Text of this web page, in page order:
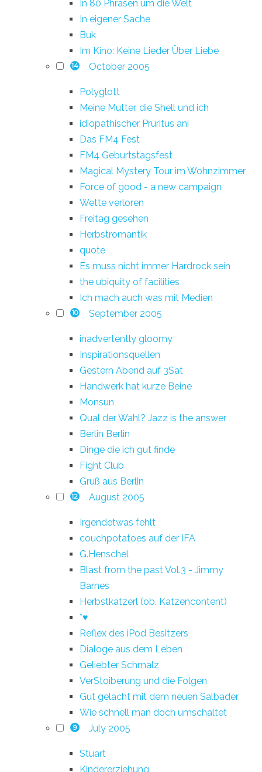
In 80 Phrasen um die Welt
In eigener Sache
Buk
Im Kino: Keine Lieder Über Liebe
14 October 2005
Polyglott
Meine Mutter, die Shell und ich
idiopathischer Pruritus ani
Das FM4 Fest
FM4 Geburtstagsfest
Magical Mystery Tour im Wohnzimmer
Force of good - a new campaign
Wette verloren
Freitag gesehen
Herbstromantik
quote
Es muss nicht immer Hardrock sein
the ubiquity of facilities
Ich mach auch was mit Medien
10 September 2005
inadvertently gloomy
Inspirationsquellen
Gestern Abend auf 3Sat
Handwerk hat kurze Beine
Monsun
Qual der Wahl? Jazz is the answer
Berlin Berlin
Dinge die ich gut finde
Fight Club
Gruß aus Berlin
12 August 2005
Irgendetwas fehlt
couchpotatoes auf der IFA
G.Henschel
Blast from the past Vol.3 - Jimmy
Barnes
Herbstkatzerl (ob. Katzencontent)
*♥
Reflex des iPod Besitzers
Dialoge aus dem Leben
Geliebter Schmalz
VerStoiberung und die Folgen
Gut gelacht mit dem neuen Salbader
Wie schnell man doch umschaltet
9 July 2005
Stuart
Kindererziehung